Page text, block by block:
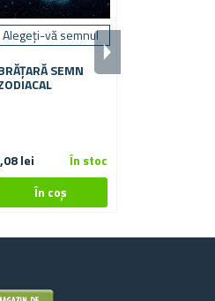
Alegeți-vă semnul
SEMN
lei În stoc